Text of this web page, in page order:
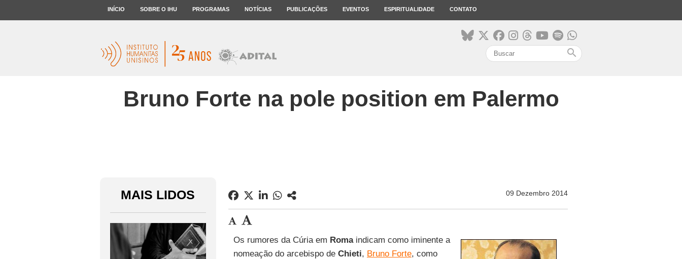
INÍCIO SOBRE O IHU PROGRAMAS NOTÍCIAS PUBLICAÇÕES EVENTOS ESPIRITUALIDADE CONTATO
search
Bruno Forte na pole position em Palermo
MAIS LIDOS 09 Dezembro 2014
Os rumores da Cúria em Romaindicam como iminente a
nomeação do arcebispo de Chieti, Bruno Forte, como